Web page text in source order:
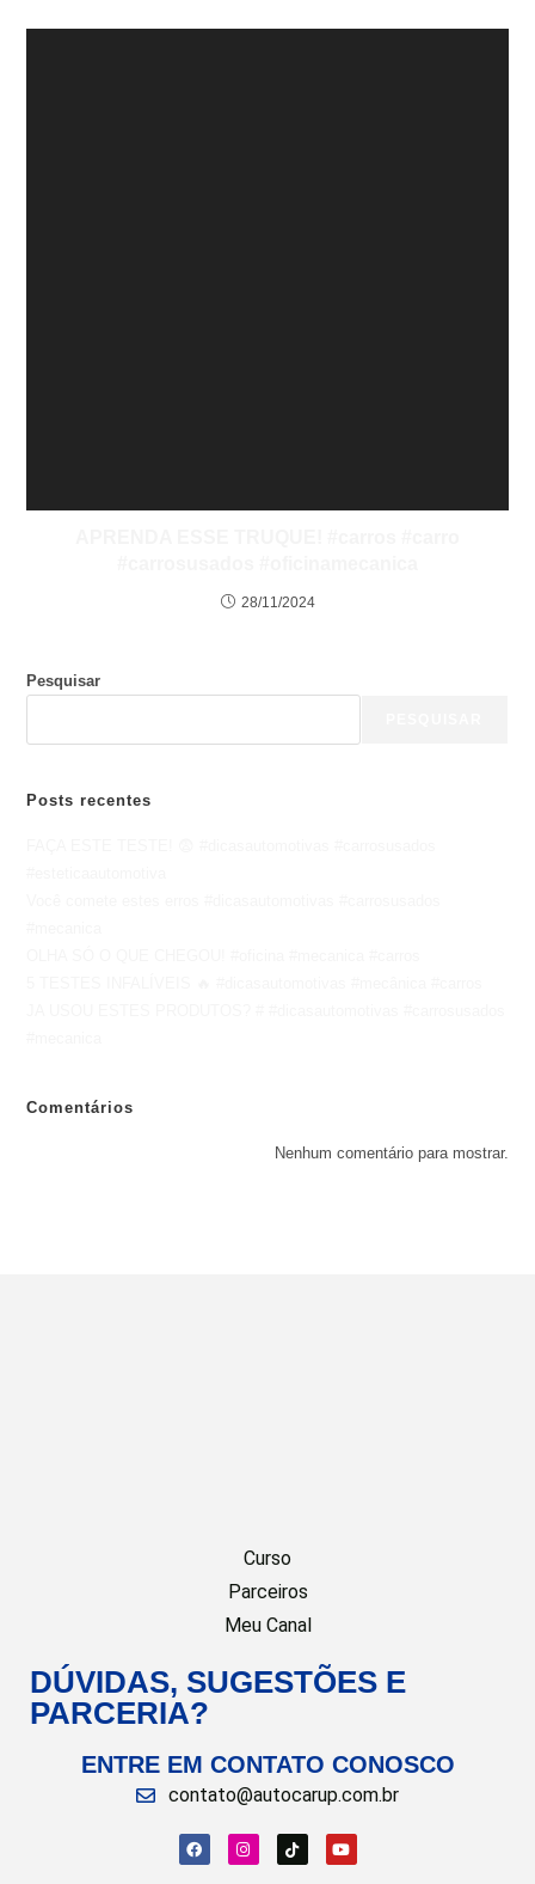
28/11/2024
Pesquisar
Posts recentes
Comentários
Nenhum comentário para mostrar.
Curso
Parceiros
Meu Canal
DÚVIDAS, SUGESTÕES E
PARCERIA?
ENTRE EM CONTATO CONOSCO
contato@autocarup.com.br